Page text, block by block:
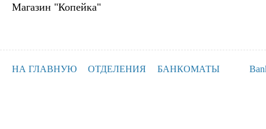
Магазин "Копейка"
НА ГЛАВНУЮ ОТДЕЛЕНИЯ БАНКОМАТЫ